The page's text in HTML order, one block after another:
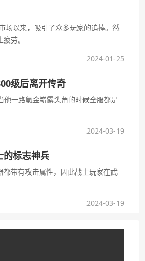
场以来，吸引了众多玩家的追捧。然
劳。
2024-01-25
级后离开传奇
一路氪金崭露头角的时候全服都是
2024-03-19
的标志神兵
带有攻击属性，因此战士玩家在武
2024-03-19